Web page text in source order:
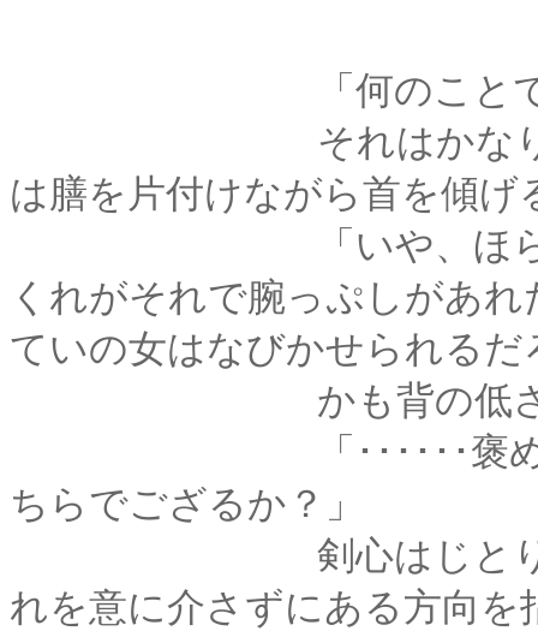
「何のことでご
それはかなり脈絡の
は膳を片付けながら首を傾げ
「いや、ほら、お前
くれがそれで腕っぷしがあ
ていの女はなびかせられるだ
かも背の低さは気
「･･････褒めている
ちらでござるか？」
剣心はじとりと目を
れを意に介さずにある方向